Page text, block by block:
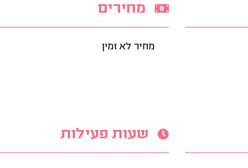
מחירים
מחיר לא זמין
שעות פעילות